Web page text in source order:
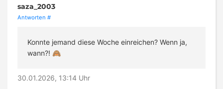
saza_2003
Antworten #
Konnte jemand diese Woche einreichen? Wenn ja,
wann?! 🙈
30.01.2026, 13:14 Uhr